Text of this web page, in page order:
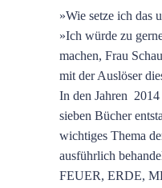
»Wie setze ich das
»Ich würde zu
machen, Frau
mit der Auslöser
In den Jahren
sieben Bücher
wichtiges Thema
ausführlich
FEUER, ERDE,